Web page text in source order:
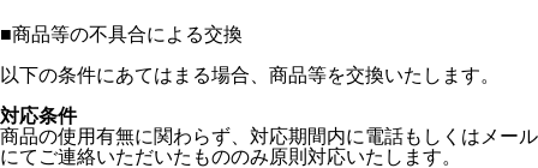
■商品等の不具合による交換
以下の条件にあてはまる場合、商品等を交換いたします。
対応条件
商品の使用有無に関わらず、対応期間内に電話もしくはメール
にてご連絡いただいたもののみ原則対応いたします。